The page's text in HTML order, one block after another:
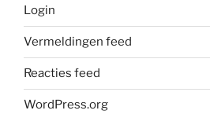
Login
Vermeldingen feed
Reacties feed
WordPress.org